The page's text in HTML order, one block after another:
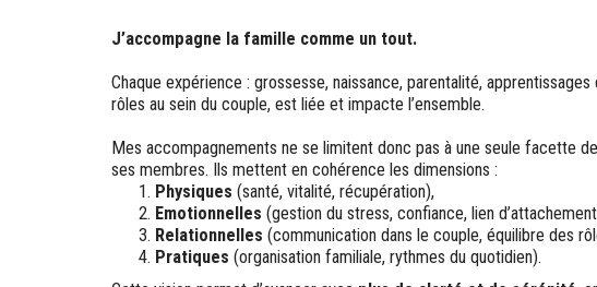
J’accompagne la famille comme un tout.
Chaque expérience : grossesse, naissance, parentalité,
rôles au sein du couple, est liée et impacte l’ensemble.
Mes accompagnements ne se limitent donc pas à une seule facette
ses membres. Ils mettent en cohérence les dimensions :
Physiques (santé, vitalité, récupération),
Emotionnelles (gestion du stress, confiance, lien
Relationnelles (communication dans le couple, équilibre des
Pratiques (organisation familiale, rythmes du quotidien).